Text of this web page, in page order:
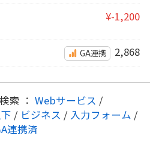
¥-1,200
GA連携 2,868
索 ： Webサービス /
/ ビジネス / 入力フォーム /
連携済